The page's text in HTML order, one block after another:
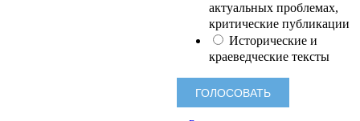
актуальных проблемах,
критические публикации
Исторические и
краеведческие тексты